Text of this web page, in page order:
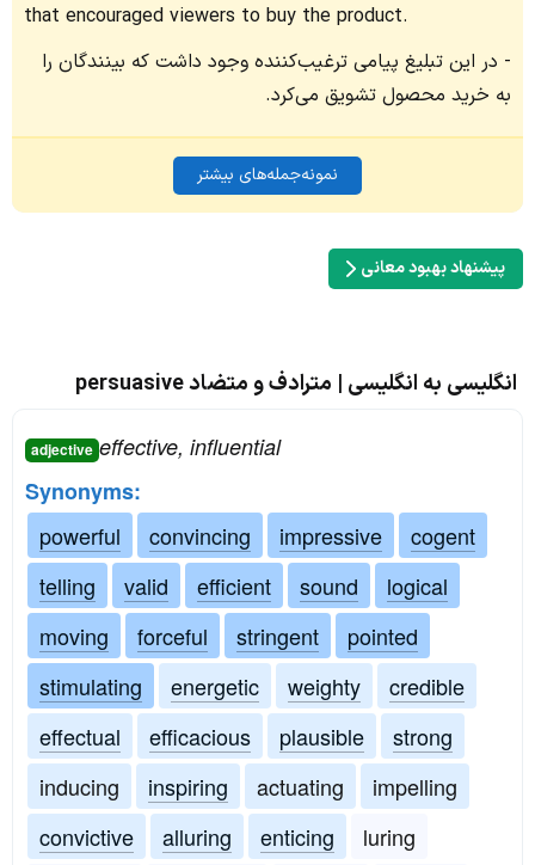
that encouraged viewers to buy the product.
در این تبلیغ پیامی ترغیب‌کننده وجود داشت که بینندگان را
به خرید محصول تشویق می‌کرد.
نمونه‌جمله‌های بیشتر
پیشنهاد بهبود معانی
انگلیسی به انگلیسی | مترادف و متضاد persuasive
adjective effective, influential
Synonyms:
powerful
convincing impressive
cogent
telling
valid efficient sound
logical
moving
forceful stringent
pointed
stimulating
energetic weighty
credible
effectual
efficacious plausible
strong
inducing
inspiring actuating
impelling
convictive
alluring enticing
luring